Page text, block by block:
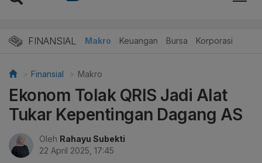
FINANSIAL Makro Keuangan Bursa Korporasi
Finansial Makro
Ekonom Tolak QRIS Jadi Alat
Tukar Kepentingan Dagang AS
Oleh Rahayu Subekti
22 April 2025, 17:45